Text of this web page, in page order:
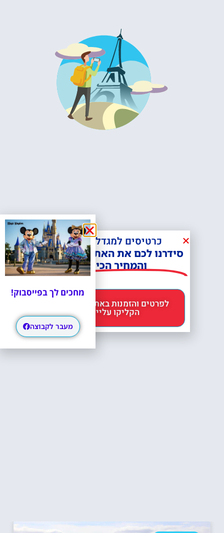
כרטיסים למגדל אייפל?
סידרנו לכם את האתר הכי אמין -
והמחיר הכי זול!
הקליקו עליי 😊
מחכים לך בפייסבוק!
מעבר לקבוצה